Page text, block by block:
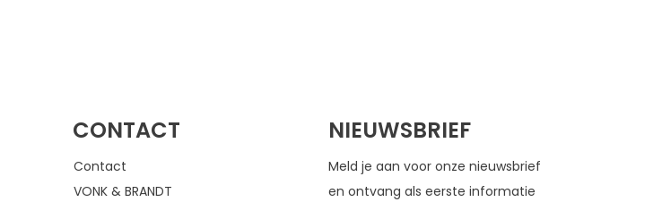
CONTACT
Contact
VONK & BRANDT
NIEUWSBRIEF
Meld je aan voor onze nieuwsbrief
en ontvang als eerste informatie